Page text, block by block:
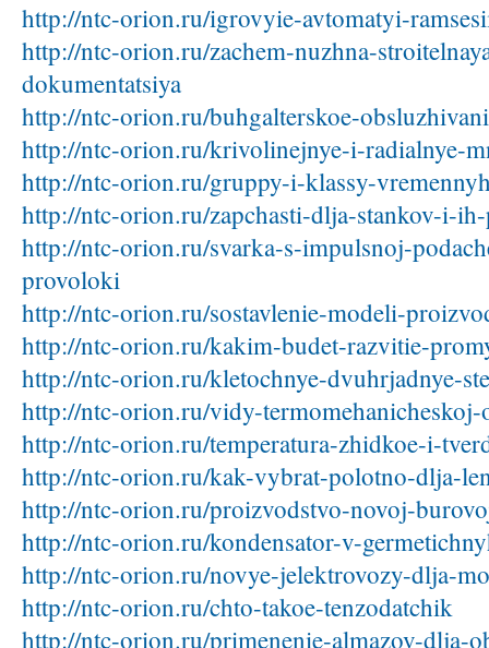
http://ntc-orion.ru/igrovyie-avtomatyi-
http://ntc-orion.ru/zachem-nuzhna-
dokumentatsiya
http://ntc-orion.ru/buhgalterskoe-
http://ntc-orion.ru/krivolinejnye-i-radialnye-
http://ntc-orion.ru/gruppy-i-klassy-
http://ntc-orion.ru/zapchasti-dlja-stankov-i-
http://ntc-orion.ru/svarka-s-impulsnoj-
provoloki
http://ntc-orion.ru/sostavlenie-modeli-
http://ntc-orion.ru/kakim-budet-razvitie-
http://ntc-orion.ru/kletochnye-dvuhrjadnye-
http://ntc-orion.ru/vidy-
http://ntc-orion.ru/temperatura-zhidkoe-i-
http://ntc-orion.ru/kak-vybrat-polotno-dlja-
http://ntc-orion.ru/proizvodstvo-novoj-
http://ntc-orion.ru/kondensator-v-
http://ntc-orion.ru/novye-jelektrovozy-dlja-
http://ntc-orion.ru/chto-takoe-tenzodatchik
http://ntc-orion.ru/primenenie-almazov-dlja-